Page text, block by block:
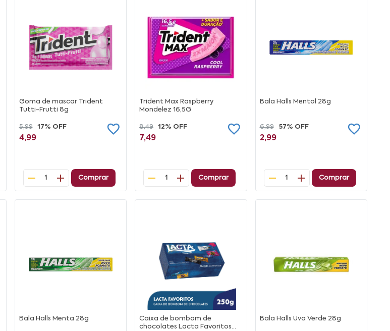
Goma de mascar Trident
Tutti-Frutti 8g
5,99 17% OFF
4,99
1 Comprar
Trident Max Raspberry
Mondelez 16,5G
8,49 12% OFF
7,49
1 Comprar
Bala Halls Mentol 28g
6,99 57% OFF
2,99
1 Comprar
Bala Halls Menta 28g
Caixa de bombom de
chocolates Lacta Favoritos
Bala Halls Uva Verde 28g